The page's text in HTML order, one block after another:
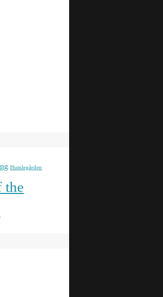
Humlegården
the